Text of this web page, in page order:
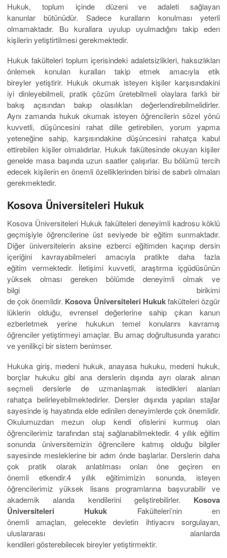
Hukuk, toplum içinde düzeni ve adaleti sağlayan
kanunlar bütünüdür. Sadece kuralların konulması yeterli
olmamaktadır. Bu kurallara uyulup uyulmadığını takip eden
kişilerin yetiştirtilmesi gerekmektedir.
Hukuk fakülteleri toplum içerisindeki adaletsizlikleri, haksızlıkları
önlemek konulan kuralları takip etmek amacıyla etik
bireyler yetiştirir. Hukuk okumak isteyen kişiler karşısındakini
iyi dinleyebilmeli, pratik çözüm üretebilmeli olaylara farklı bir
bakış açısından bakıp olasılıkları değerlendirebilmelidirler.
Aynı zamanda hukuk okumak isteyen öğrencilerin sözel yönü
kuvvetli, düşüncesini rahat dille getirebilen, yorum yapma
yeteneğine sahip, karşısındakine düşüncesini rahatça kabul
ettirebilen kişiler olmalıdırlar. Hukuk fakültesinde okuyan kişiler
genelde masa başında uzun saatler çalışırlar. Bu bölümü tercih
edecek kişilerin en önemli özelliklerinden birisi de sabırlı olmaları
gerekmektedir.
Kosova Üniversiteleri Hukuk
Kosova Üniversiteleri Hukuk fakülteleri deneyimli kadrosu köklü
geçmişiyle öğrencilerine üst seviyede bir eğitim sunmaktadır.
Diğer üniversitelerin aksine ezberci eğitimden kaçınıp dersin
içeriğini kavrayabilmeleri amacıyla pratikte daha fazla
eğitim vermektedir. İletişimi kuvvetli, araştırma içgüdüsünün
yüksek olması gereken bölümde deneyimli olmak ve
bilgi birikimi
de çok önemlidir. Kosova Üniversiteleri Hukukfakülteleri özgür
lüklerin olduğu, evrensel değerlerine sahip çıkan kanun
ezberletmek yerine hukukun temel konularını kavramış
öğrenciler yetiştirmeyi amaçlar. Bu amaç doğrultusunda yaratıcı
ve yenilikçi bir sistem benimser.
Hukuka giriş, medeni hukuk, anayasa hukuku, medeni hukuk,
borçlar hukuku gibi ana derslerin dışında ayrı olarak alınan
seçmeli derslerle de uzmanlaşmak istedikleri alanları
rahatça belirleyebilmektedirler. Dersler dışında yapılan stajlar
sayesinde iş hayatında elde edinilen deneyimlerde çok önemlidir.
Okulumuzdan mezun olup kendi ofislerini kurmuş olan
öğrencilerimiz tarafından staj sağlanabilmektedir. 4 yıllık eğitim
sonunda üniversitemizin öğrencilere katmış olduğu bilgiler
sayesinde mesleklerine bir adım önde başlarlar. Derslerin daha
çok pratik olarak anlatılması onları öne geçiren en
önemli etkendir.4 yıllık eğitimimizin sonunda, isteyen
öğrencilerimiz yüksek lisans programlarına başvurabilir ve
akademik alanda kendilerini geliştirebilirler. Kosova
Üniversiteleri Hukuk Fakülteleri’nin en
önemli amaçları, gelecekte devletin ihtiyacını sorgulayan,
uluslararası alanlarda
kendileri gösterebilecek bireyler yetiştirmektir.